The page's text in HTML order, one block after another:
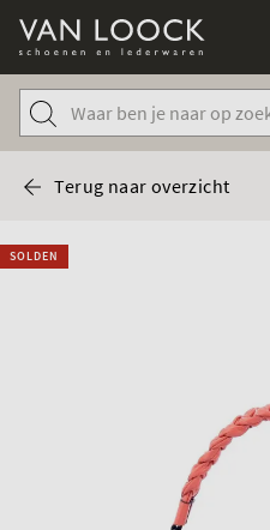
Terug naar overzicht
SOLDEN